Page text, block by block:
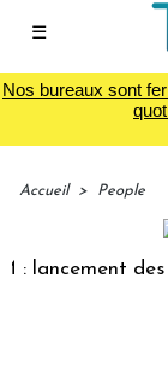
☰
Nos bureaux sont
Accueil > People
des